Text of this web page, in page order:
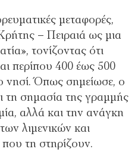
μεταφορές,
– Πειραιά ως μια
τονίζοντας ότι
περίπου 400 έως 500
νησί. Όπως σημείωσε, ο
τη σημασία της γραμμής
αλλά και την ανάγκη
λιμενικών και
τη στηρίζουν.